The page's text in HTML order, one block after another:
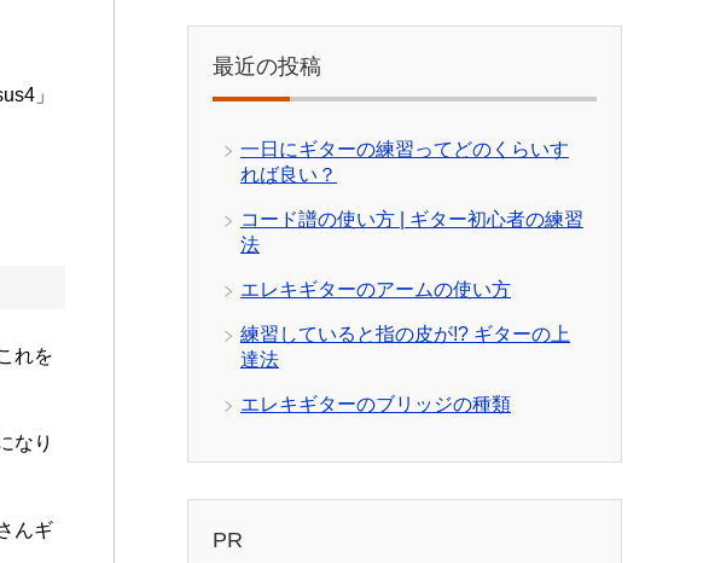
」
れを
なり
んギ
最近の投稿
一日にギターの練習ってどのくらいす
れば良い？
コード譜の使い方 | ギター初心者の練習
法
エレキギターのアームの使い方
練習していると指の皮が!? ギターの上
達法
エレキギターのブリッジの種類
PR